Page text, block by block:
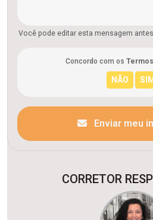
Você pode editar esta mensagem
Concordo com os Termos
Enviar meu
CORRETOR